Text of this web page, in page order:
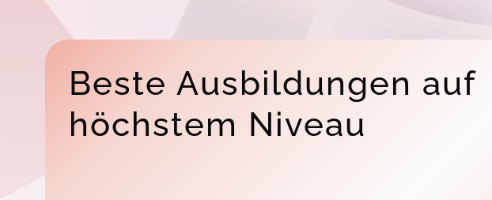
Beste Ausbildungen auf
höchstem Niveau